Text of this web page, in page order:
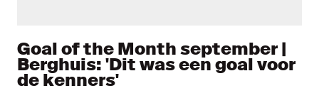
Goal of the Month september |
Berghuis: 'Dit was een goal voor
de kenners'